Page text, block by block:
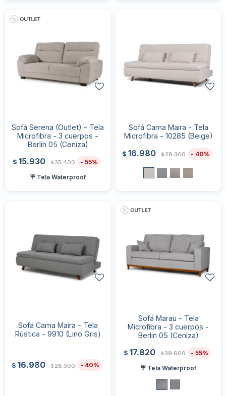
Sofá Serena (Outlet) - Tela
Microfibra - 3 cuerpos -
Berlin 05 (Ceniza)
$ 15.930 $35.400
55
☔ Tela Waterproof
Sofá Cama Maira - Tela
Microfibra - 10285 (Beige)
$ 16.980 $28.300 40
Sofá Cama Maira - Tela
Rústica - 9910 (Lino Gris)
$ 16.980 $28.300 40
Sofá Marau - Tela
Microfibra - 3 cuerpos -
Berlin 05 (Ceniza)
$ 17.820 $39.600
55
☔ Tela Waterproof